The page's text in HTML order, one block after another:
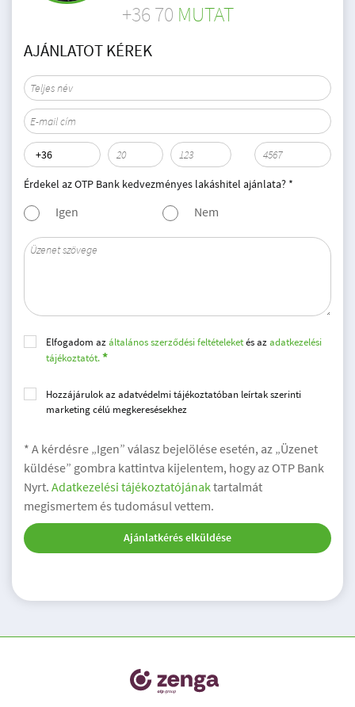
+36 70 MUTAT
AJÁNLATOT KÉREK
Érdekel az OTP Bank kedvezményes lakáshitel ajánlata? *
Igen Nem
Elfogadom azáltalános szerződési feltételeketés azadatkezelési
tájékoztatót.
Hozzájárulok az adatvédelmi tájékoztatóban leírtak szerinti
marketing célú megkeresésekhez
* A kérdésre „Igen” válasz bejelölése esetén, az „Üzenet
küldése” gombra kattintva kijelentem, hogy az OTP Bank
Nyrt. Adatkezelési tájékoztatójánaktartalmát
megismertem és tudomásul vettem.
Ajánlatkérés elküldése